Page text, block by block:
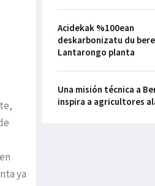
ya
Acidekak %100ean
deskarbonizatu du bere
Lantarongo planta
Una misión técnica a
inspira a agricultores